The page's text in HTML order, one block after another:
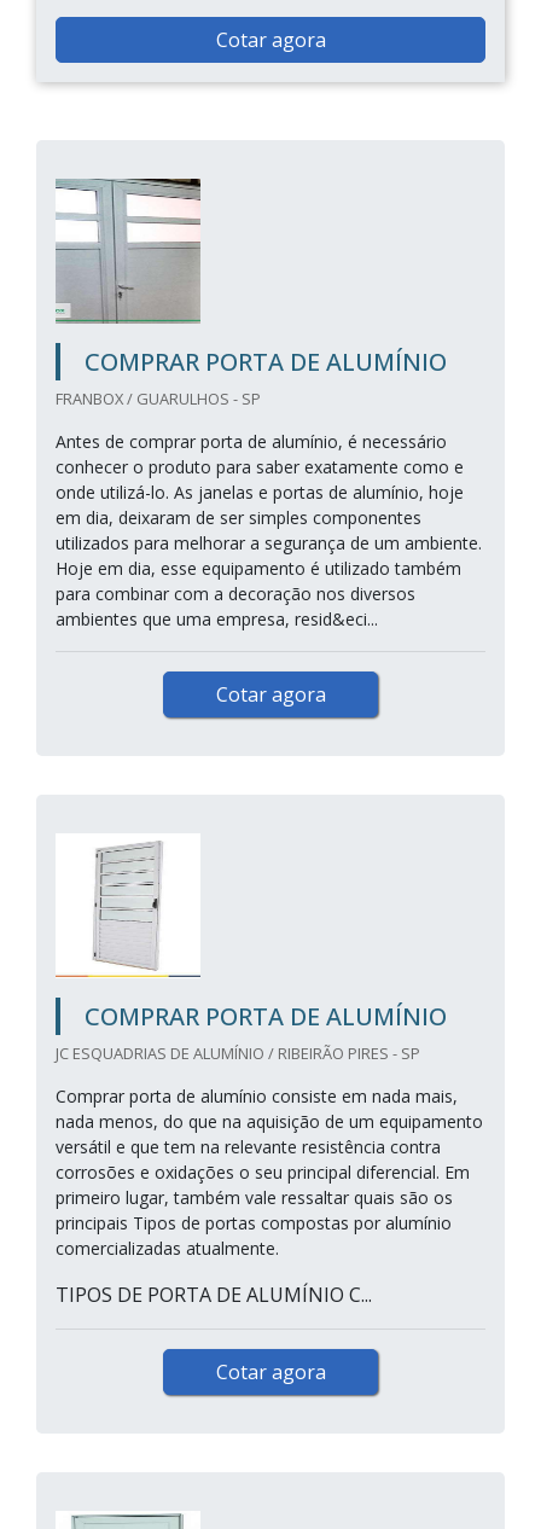
Cotar agora
COMPRAR PORTA DE ALUMÍNIO
FRANBOX / GUARULHOS - SP
Antes de comprar porta de alumínio, é necessário
conhecer o produto para saber exatamente como e
onde utilizá-lo. As janelas e portas de alumínio, hoje
em dia, deixaram de ser simples componentes
utilizados para melhorar a segurança de um ambiente.
Hoje em dia, esse equipamento é utilizado também
para combinar com a decoração nos diversos
ambientes que uma empresa, resid&eci...
Cotar agora
COMPRAR PORTA DE ALUMÍNIO
JC ESQUADRIAS DE ALUMÍNIO / RIBEIRÃO PIRES - SP
Comprar porta de alumínio consiste em nada mais,
nada menos, do que na aquisição de um equipamento
versátil e que tem na relevante resistência contra
corrosões e oxidações o seu principal diferencial. Em
primeiro lugar, também vale ressaltar quais são os
principais Tipos de portas compostas por alumínio
comercializadas atualmente.
TIPOS DE PORTA DE ALUMÍNIO C...
Cotar agora